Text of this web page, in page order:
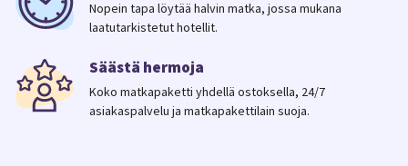
Nopein tapa löytää halvin matka, jossa mukana
laatutarkistetut hotellit.
Säästä hermoja
Koko matkapaketti yhdellä ostoksella, 24/7
asiakaspalvelu ja matkapakettilain suoja.